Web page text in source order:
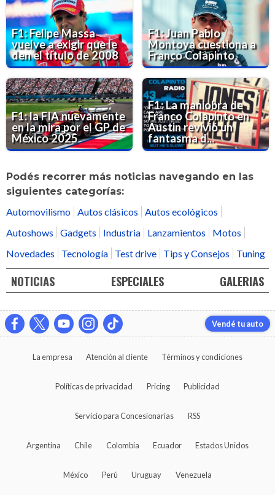
F1: Felipe Massa
vuelve a exigir que le
den el título de 2008
F1: Juan Pablo
Montoya cuestiona a
Franco Colapinto
F1: la FIA nuevamente
en la mira por el GP de
México 2025
F1: La maniobra de
Franco Colapinto en
Austin revivió un
fantasma d...
Podés recorrer más noticias navegando en las
siguientes categorías:
Automovilismo Autos clásicos
Autos ecológicos
Autoshows
Gadgets Industria Lanzamientos
Motos
Novedades
Tecnología Test drive Tips y Consejos Tuning
NOTICIAS ESPECIALES GALERIAS
Vendé tu auto
La empresa Atención al cliente Términos y condiciones
Políticas de privacidad Pricing Publicidad
Servicio para Concesionarias RSS
Argentina Chile Colombia Ecuador Estados Unidos
México Perú Uruguay Venezuela